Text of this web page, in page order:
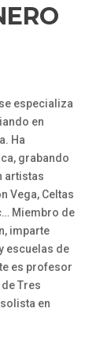
especializa
en
Ha
grabando
artistas
Vega, Celtas
Miembro de
imparte
escuelas de
es profesor
Tres
en